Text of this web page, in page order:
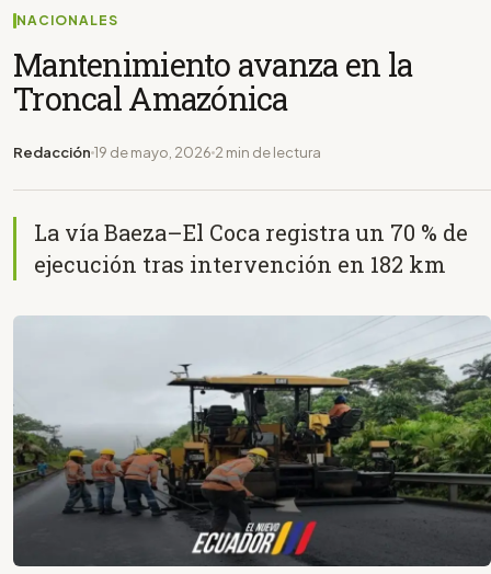
NACIONALES
Mantenimiento avanza en la
Troncal Amazónica
Redacción 19 de mayo, 2026 2 min de lectura
La vía Baeza–El Coca registra un 70 % de
ejecución tras intervención en 182 km